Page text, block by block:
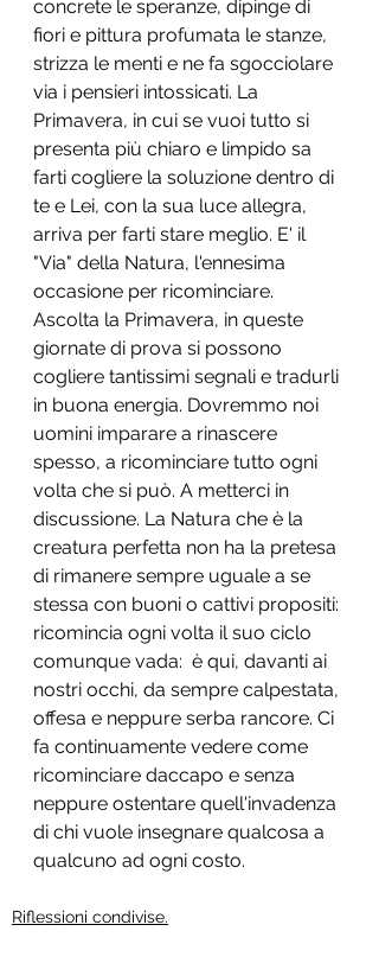
concrete le speranze, dipinge di
fiori e pittura profumata le stanze,
strizza le menti e ne fa sgocciolare
via i pensieri intossicati. La
Primavera, in cui se vuoi tutto si
presenta più chiaro e limpido sa
farti cogliere la soluzione dentro di
te e Lei, con la sua luce allegra,
arriva per farti stare meglio. E' il
"Via" della Natura, l'ennesima
occasione per ricominciare.
Ascolta la Primavera, in queste
giornate di prova si possono
cogliere tantissimi segnali e tradurli
in buona energia. Dovremmo noi
uomini imparare a rinascere
spesso, a ricominciare tutto ogni
volta che si può. A metterci in
discussione. La Natura che è la
creatura perfetta non ha la pretesa
di rimanere sempre uguale a se
stessa con buoni o cattivi propositi:
ricomincia ogni volta il suo ciclo
comunque vada:  è qui, davanti ai
nostri occhi, da sempre calpestata,
offesa e neppure serba rancore. Ci
fa continuamente vedere come
ricominciare daccapo e senza
neppure ostentare quell'invadenza
di chi vuole insegnare qualcosa a
qualcuno ad ogni costo.
Riflessioni condivise.